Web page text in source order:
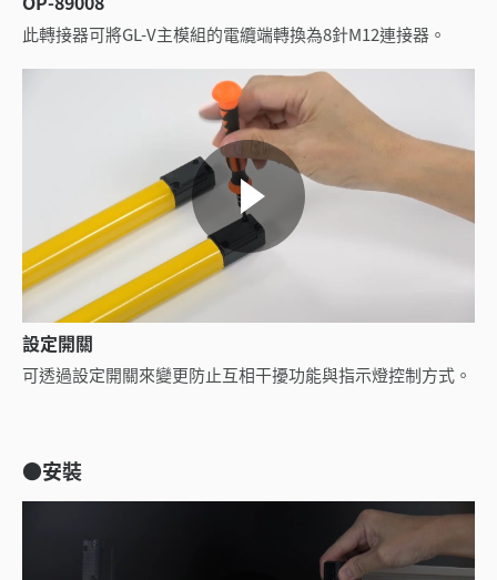
此轉接器可將GL-V主模組的電纜端轉換為8針M12連接器。
設定開關
可透過設定開關來變更防止互相干擾功能與指示燈控制方式。
●安裝